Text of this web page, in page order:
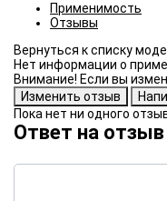
Применимость
Отзывы
Нет информации о
Внимание! Если вы
Пока нет ни одного
Ответ на отзыв